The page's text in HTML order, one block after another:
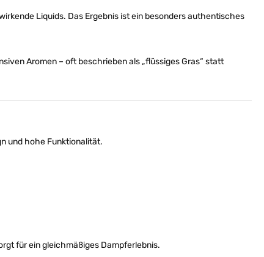
Liquids. Das Ergebnis ist ein besonders authentisches
Aromen – oft beschrieben als „flüssiges Gras“ statt
und hohe Funktionalität.
für ein gleichmäßiges Dampferlebnis.